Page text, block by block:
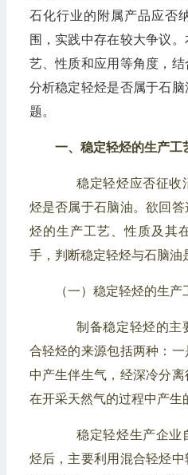
石化行业的附属产品应否
围，实践中存在较大争议
艺、性质和应用等角度，结
分析稳定轻烃是否属于石
题。
一、稳定轻烃的生产工
稳定轻烃应否征收
烃是否属于石脑油。欲回
烃的生产工艺、性质及其
手，判断稳定轻烃与石脑油
（一）稳定轻烃的生
制备稳定轻烃的主
合轻烃的来源包括两种：
中产生伴生气，经深冷分
在开采天然气的过程中产生
稳定轻烃生产企业
烃后，主要利用混合轻烃中